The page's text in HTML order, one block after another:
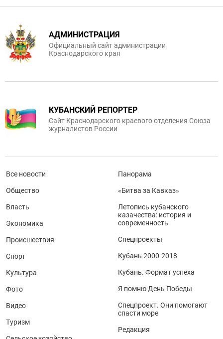
АДМИНИСТРАЦИЯ
Официальный сайт администрации
Краснодарского края
КУБАНСКИЙ РЕПОРТЕР
Сайт Краснодарского краевого отделения Союза
журналистов России
Все новости
Общество
Власть
Экономика
Происшествия
Спорт
Культура
Фото
Видео
Туризм
Панорама
«Битва за Кавказ»
Летопись кубанского
казачества: история и
современность
Спецпроекты
Кубань 2000-2018
Кубань. Формат успеха
Я помню День Победы
Спецпроект. Они помогают
спасти море
Редакция